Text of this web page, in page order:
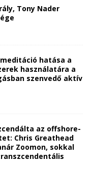
Tony Nader
hatása a
használatára a
szenvedő aktív
az offshore-
Chris Greathead
Zoomon, sokkal